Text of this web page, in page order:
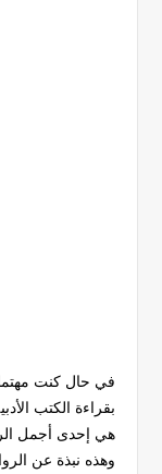
في حال كنت
بقراءة الكتب
هي إحدى أجمل
وهذه نبذة عن